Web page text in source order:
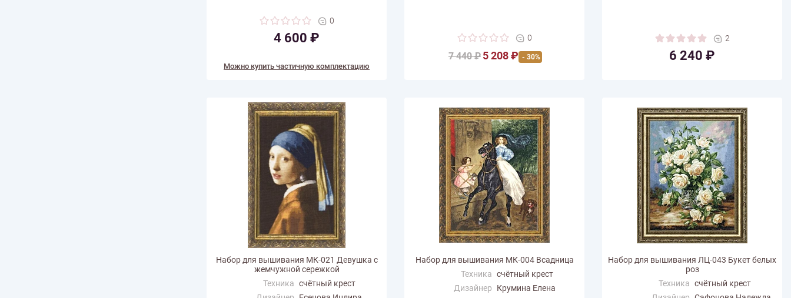
4 600 ₽
Размер по вертикали
(см)
37 0
Можно купить частичную комплектацию
7 440 ₽ 5 208 ₽ - 30%
Размер по вертикали
(см)
44
Количество цветов 51
0
6 240 ₽
(см)
Количество цветов 124
2
Набор для вышивания МК-021 Девушка с
жемчужной сережкой
Техника счётный крест
Набор для вышивания МК-004 Всадница
Техника счётный крест
Дизайнер
Крумина Елена
Набор для вышивания ЛЦ-043 Букет белых
роз
Техника счётный крест